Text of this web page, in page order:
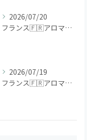
2026/07/20
フランス🇫🇷アロマ研修ツアー𝗱𝗮𝘆𝟮
2026/07/19
フランス🇫🇷アロマ研修ツアー𝗱𝗮𝘆𝟭